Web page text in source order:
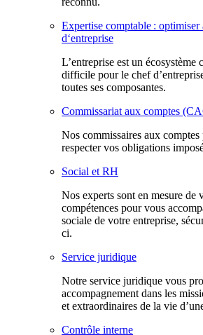
Expertise comptable : optimiser
d‘entreprise
L’entreprise est un
difficile pour le chef
toutes ses composantes.
Commissariat aux comptes
Nos commissaires aux
respecter vos obligations
Social et RH
Nos experts sont en mesure de
compétences pour vous
sociale de votre entreprise,
ci.
Service juridique
Notre service juridique vous
accompagnement dans les
et extraordinaires de la vie
Contrôle interne